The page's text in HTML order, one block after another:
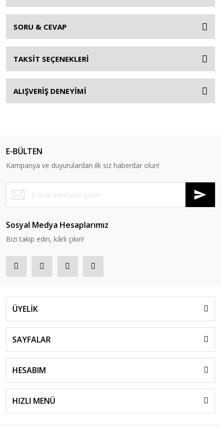
SORU & CEVAP
TAKSİT SEÇENEKLERİ
ALIŞVERİŞ DENEYİMİ
E-BÜLTEN
Kampanya ve duyurulardan ilk siz haberdar olun!
Sosyal Medya Hesaplarımız
Bizi takip edin, kârlı çıkın!
ÜYELİK
SAYFALAR
HESABIM
HIZLI MENÜ